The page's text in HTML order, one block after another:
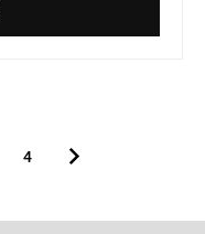
4